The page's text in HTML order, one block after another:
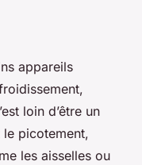
appareils
loin d’être un
picotement,
les aisselles ou